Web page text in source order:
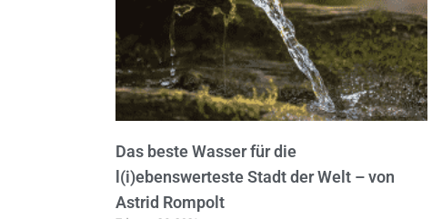
Das beste Wasser für die
l(i)ebenswerteste Stadt der Welt – von
Astrid Rompolt